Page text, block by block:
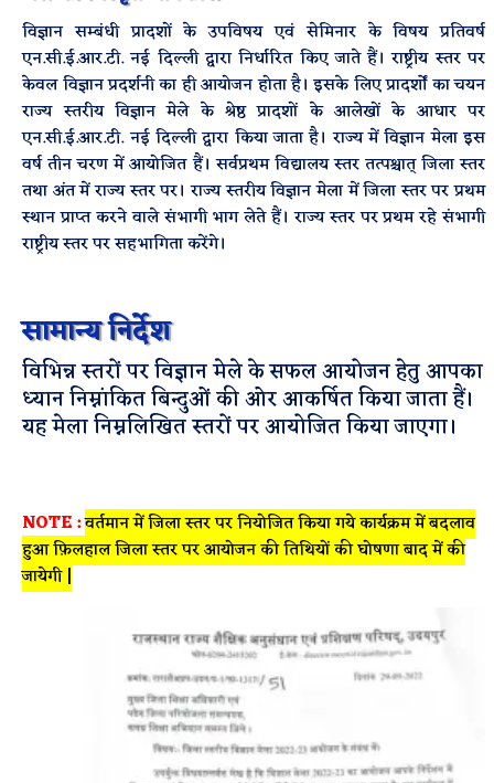
विज्ञान सम्बंधी प्रादशों के उपविषय एवं सेमिनार के विषय प्रतिवर्ष
एन.सी.ई.आर.टी. नई दिल्ली द्वारा निर्धारित किए जाते हैं। राष्ट्रीय स्तर पर
केवल विज्ञान प्रदर्शनी का ही आयोजन होता है। इसके लिए प्रादर्शों का चयन
राज्य स्तरीय विज्ञान मेले के श्रेष्ठ प्रादशों के आलेखों के आधार पर
एन.सी.ई.आर.टी. नई दिल्ली द्वारा किया जाता है। राज्य में विज्ञान मेला इस
वर्ष तीन चरण में आयोजित हैं। सर्वप्रथम विद्यालय स्तर तत्पश्चात् जिला स्तर
तथा अंत में राज्य स्तर पर। राज्य स्तरीय विज्ञान मेला में जिला स्तर पर प्रथम
स्थान प्राप्त करने वाले संभागी भाग लेते हैं। राज्य स्तर पर प्रथम रहे संभागी
राष्ट्रीय स्तर पर सहभागिता करेंगे।
सामान्य निर्देश
विभिन्न स्तरों पर विज्ञान मेले के सफल आयोजन हेतु आपका
ध्यान निम्नांकित बिन्दुओं की ओर आकर्षित किया जाता हैं।
यह मेला निम्नलिखित स्तरों पर आयोजित किया जाएगा।
NOTE :वर्तमान में जिला स्तर पर नियोजित किया गये कार्यक्रम में बदलाव
हुआ फ़िलहाल जिला स्तर पर आयोजन की तिथियों की घोषणा बाद में की
जायेगी |